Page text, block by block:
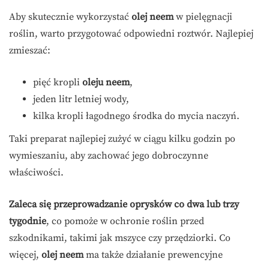
Aby skutecznie wykorzystać olej neemw pielęgnacji
roślin, warto przygotować odpowiedni roztwór. Najlepiej
zmieszać:
pięć kropli oleju neem,
jeden litr letniej wody,
kilka kropli łagodnego środka do mycia naczyń.
Taki preparat najlepiej zużyć w ciągu kilku godzin po
wymieszaniu, aby zachować jego dobroczynne
właściwości.
Zaleca się przeprowadzanie oprysków co dwa lub trzy
tygodnie, co pomoże w ochronie roślin przed
szkodnikami, takimi jak mszyce czy przędziorki. Co
więcej, olej neemma także działanie prewencyjne